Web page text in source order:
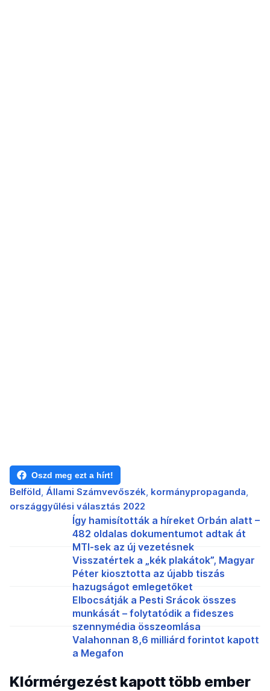
Oszd meg ezt a hírt!
Belföld Állami Számvevőszék kormánypropaganda
országgyűlési választás 2022
Így hamisították a híreket Orbán alatt –
482 oldalas dokumentumot adtak át
MTI-sek az új vezetésnek
Visszatértek a „kék plakátok”, Magyar
Péter kiosztotta az újabb tiszás
hazugságot emlegetőket
Elbocsátják a Pesti Srácok összes
munkását – folytatódik a fideszes
szennymédia összeomlása
Valahonnan 8,6 milliárd forintot kapott
a Megafon
Klórmérgezést kapott több ember